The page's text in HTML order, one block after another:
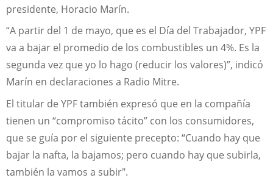
presidente, Horacio Marín.
“A partir del 1 de mayo, que es el Día del Trabajador, YPF
va a bajar el promedio de los combustibles un 4%. Es la
segunda vez que yo lo hago (reducir los valores)”, indicó
Marín en declaraciones a Radio Mitre.
El titular de YPF también expresó que en la compañía
tienen un “compromiso tácito” con los consumidores,
que se guía por el siguiente precepto: “Cuando hay que
bajar la nafta, la bajamos; pero cuando hay que subirla,
también la vamos a subir".